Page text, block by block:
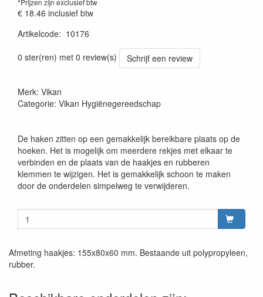
*Prijzen zijn exclusief btw
€ 18.46 inclusief btw
Artikelcode: 10176
0 ster(ren) met 0 review(s)
Schrijf een review
Merk: Vikan
Categorie: Vikan Hygiënegereedschap
De haken zitten op een gemakkelijk bereikbare plaats op de
hoeken. Het is mogelijk om meerdere rekjes met elkaar te
verbinden en de plaats van de haakjes en rubberen
klemmen te wijzigen. Het is gemakkelijk schoon te maken
door de onderdelen simpelweg te verwijderen.
Afmeting haakjes: 155x80x60 mm. Bestaande uit polypropyleen,
rubber.